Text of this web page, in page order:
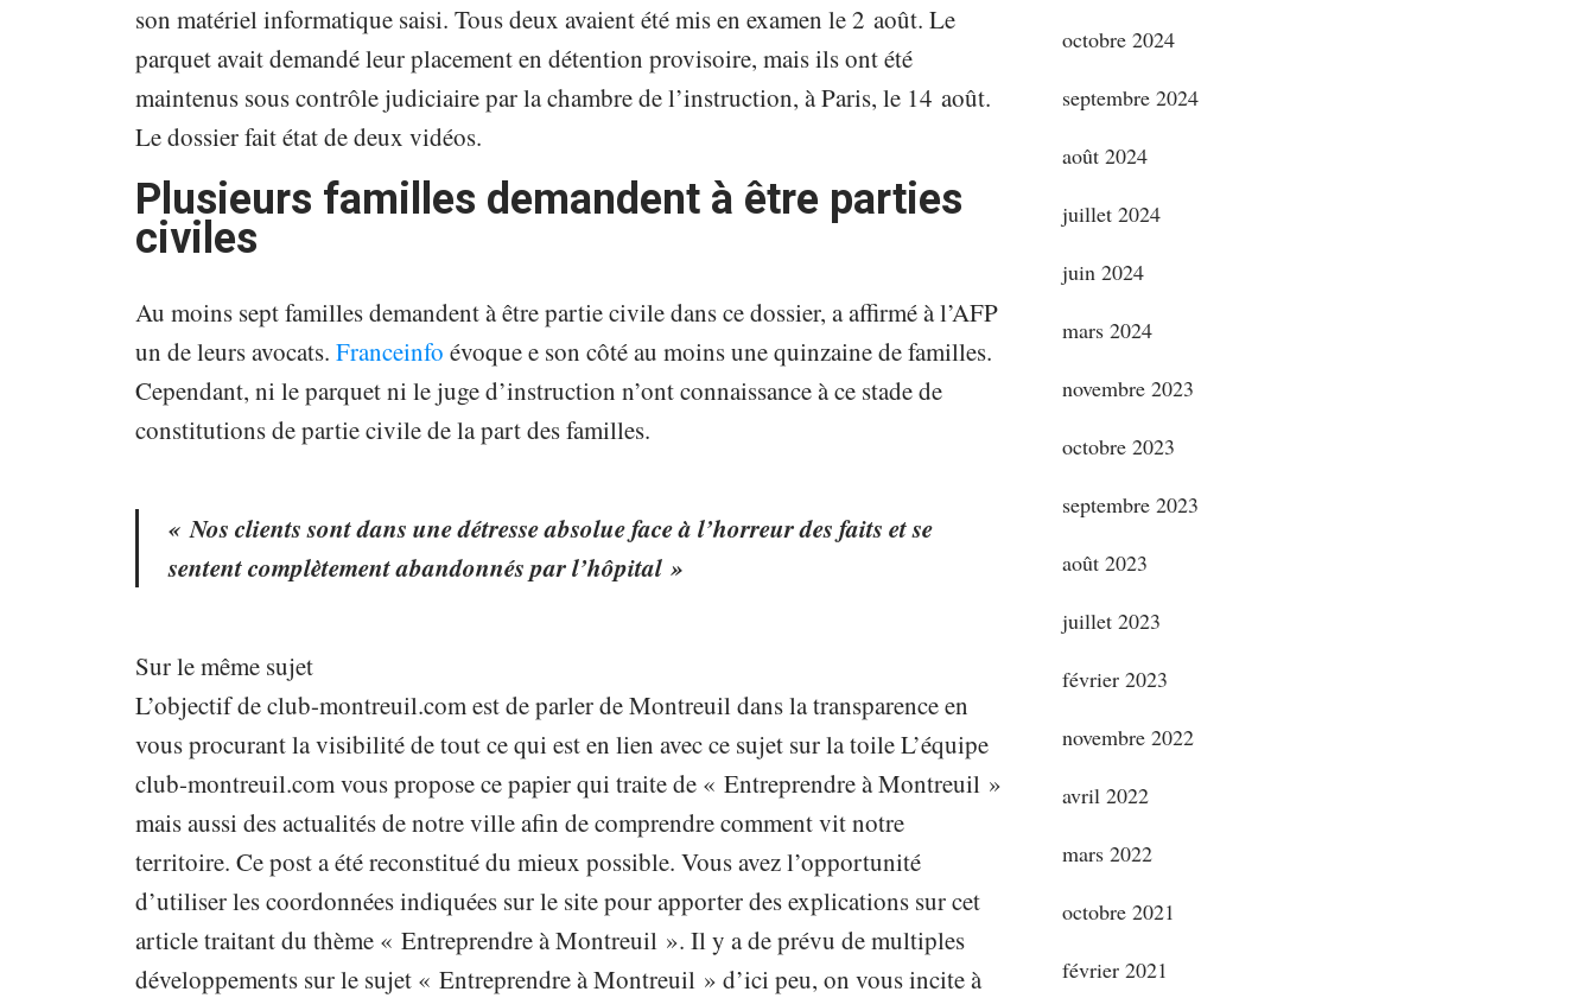
son matériel informatique saisi. Tous deux avaient été mis en examen le 2 août. Le
parquet avait demandé leur placement en détention provisoire, mais ils ont été
maintenus sous contrôle judiciaire par la chambre de l’instruction, à Paris, le 14 août.
Le dossier fait état de deux vidéos.
Plusieurs familles demandent à être parties
civiles
Au moins sept familles demandent à être partie civile dans ce dossier, a affirmé à l’AFP
un de leurs avocats. Franceinfo évoque e son côté au moins une quinzaine de familles.
Cependant, ni le parquet ni le juge d’instruction n’ont connaissance à ce stade de
constitutions de partie civile de la part des familles.
« Nos clients sont dans une détresse absolue face à l’horreur des faits et se
sentent complètement abandonnés par l’hôpital »
Sur le même sujet
L’objectif de club-montreuil.com est de parler de Montreuil dans la transparence en
vous procurant la visibilité de tout ce qui est en lien avec ce sujet sur la toile L’équipe
club-montreuil.com vous propose ce papier qui traite de « Entreprendre à Montreuil »
mais aussi des actualités de notre ville afin de comprendre comment vit notre
territoire. Ce post a été reconstitué du mieux possible. Vous avez l’opportunité
d’utiliser les coordonnées indiquées sur le site pour apporter des explications sur cet
article traitant du thème « Entreprendre à Montreuil ». Il y a de prévu de multiples
développements sur le sujet « Entreprendre à Montreuil » d’ici peu, on vous incite à
octobre 2024
septembre 2024
août 2024
juillet 2024
juin 2024
mars 2024
novembre 2023
octobre 2023
septembre 2023
août 2023
juillet 2023
février 2023
novembre 2022
avril 2022
mars 2022
octobre 2021
février 2021